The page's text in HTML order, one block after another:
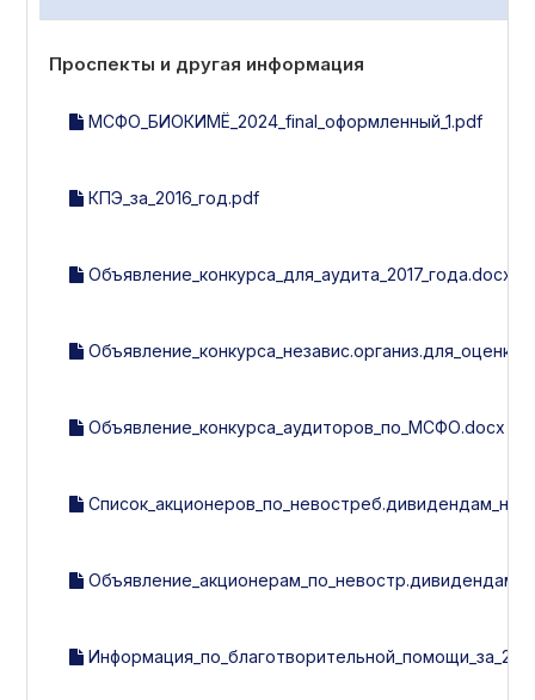
Проспекты и другая информация
МСФО_БИОКИМЁ_2024_final_оформленный_1.pdf
КПЭ_за_2016_год.pdf
Объявление_конкурса_для_аудита_2017_года.docx
Объявление_конкурса_аудиторов_по_МСФО.docx